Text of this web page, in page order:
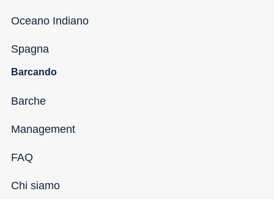
Oceano Indiano
Spagna
Barcando
Barche
Management
FAQ
Chi siamo